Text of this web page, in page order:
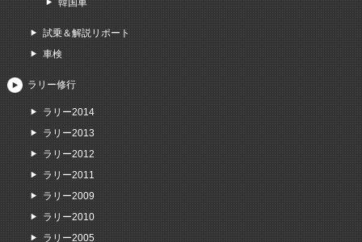
韓国車
試乗＆解説リポート
車検
ラリー修行
ラリー2014
ラリー2013
ラリー2012
ラリー2011
ラリー2009
ラリー2010
ラリー2005